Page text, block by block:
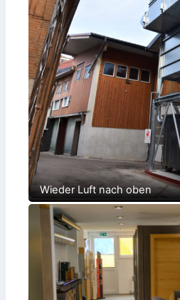
Wieder Luft nach oben